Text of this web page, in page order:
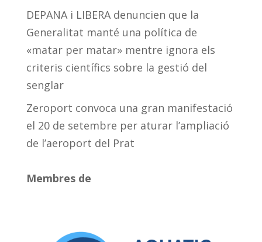
DEPANA i LIBERA denuncien que la
Generalitat manté una política de
«matar per matar» mentre ignora els
criteris científics sobre la gestió del
senglar
Zeroport convoca una gran manifestació
el 20 de setembre per aturar l’ampliació
de l’aeroport del Prat
Membres de